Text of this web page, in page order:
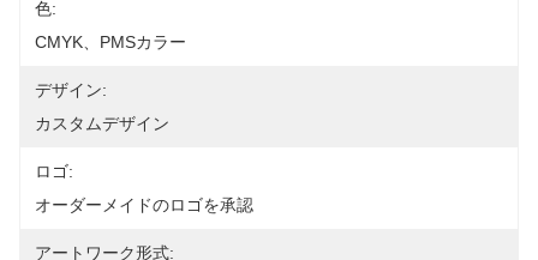
色:
CMYK、PMSカラー
デザイン:
カスタムデザイン
ロゴ:
オーダーメイドのロゴを承認
アートワーク形式: